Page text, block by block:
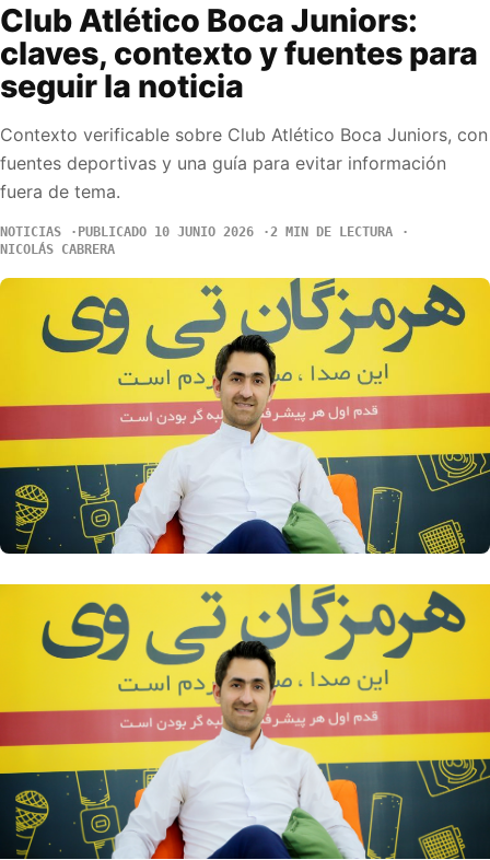
Club Atlético Boca Juniors:
claves, contexto y fuentes para
seguir la noticia
Contexto verificable sobre Club Atlético Boca Juniors, con
fuentes deportivas y una guía para evitar información
fuera de tema.
NOTICIAS PUBLICADO 10 JUNIO 2026
2 MIN DE LECTURA
NICOLÁS CABRERA